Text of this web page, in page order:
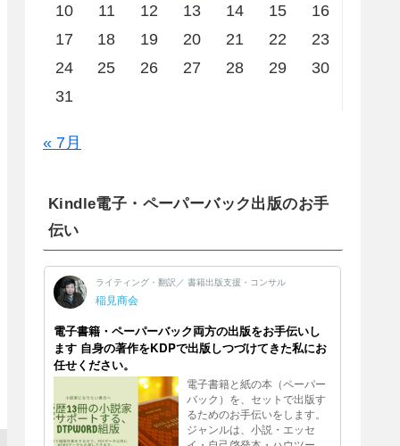
10
11 12 13 14 15
16
17
18 19 20 21 22
23
24
25 26 27 28 29
30
31
« 7月
Kindle電子・ペーパーバック出版のお手
伝い